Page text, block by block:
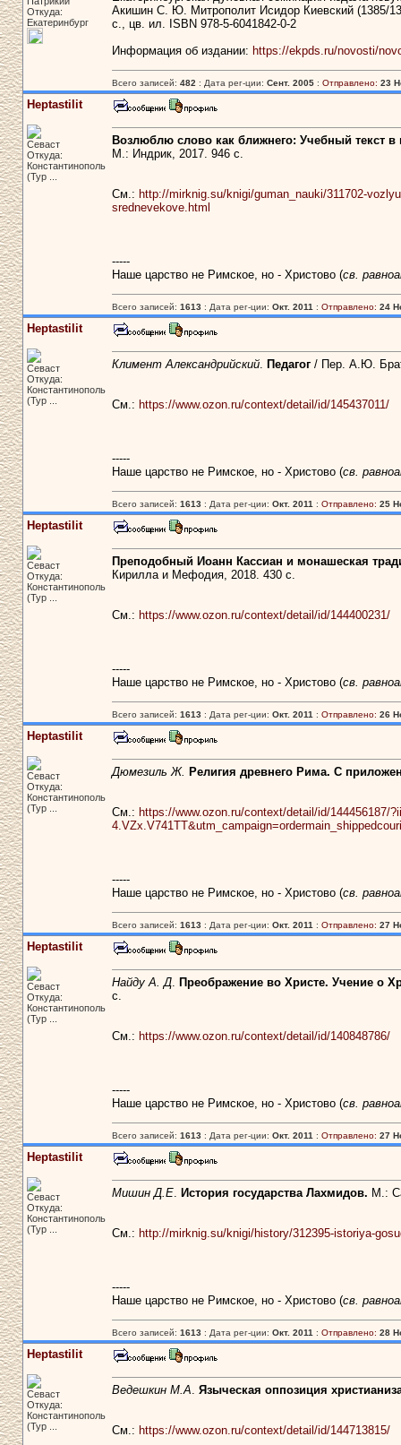
Откуда:
Екатеринбург
Акишин С. Ю. Митрополит Исидор Киевский (1385/
с., цв. ил. ISBN 978-5-6041842-0-2
Информация об издании: https://ekpds.ru/novosti/
Всего записей: 482 : Дата рег-ции: Сент. 2005: Отправлено: 23
Heptastilit
Севаст
Откуда:
Константинополь
(Тур ...
Возлюблю слово как ближнего: Учебный текст
М.: Индрик, 2017. 946 с.
См.: http://mirknig.su/knigi/guman_nauki/311702-
srednevekove.html
-----
Наше царство не Римское, но - Христово (св.
Всего записей: 1613: Дата рег-ции: Окт. 2011 : Отправлено: 24
Heptastilit
Севаст
Откуда:
Константинополь
(Тур ...
Климент Александрийский. Педагог/ Пер. А.Ю.
См.: https://www.ozon.ru/context/detail/id/145437011/
-----
Наше царство не Римское, но - Христово (св.
Всего записей: 1613: Дата рег-ции: Окт. 2011 : Отправлено: 25
Heptastilit
Севаст
Откуда:
Константинополь
(Тур ...
Преподобный Иоанн Кассиан и монашеская
Кирилла и Мефодия, 2018. 430 с.
См.: https://www.ozon.ru/context/detail/id/144400231/
-----
Наше царство не Римское, но - Христово (св.
Всего записей: 1613: Дата рег-ции: Окт. 2011 : Отправлено: 26
Heptastilit
Севаст
Откуда:
Константинополь
(Тур ...
Дюмезиль Ж. Религия древнего Рима. С
См.: https://www.ozon.ru/context/detail/id/144456187/
-----
Наше царство не Римское, но - Христово (св.
Всего записей: 1613: Дата рег-ции: Окт. 2011 : Отправлено: 27
Heptastilit
Севаст
Откуда:
Константинополь
(Тур ...
Найду А. Д. Преображение во Христе. Учение о
с.
См.: https://www.ozon.ru/context/detail/id/140848786/
-----
Наше царство не Римское, но - Христово (св.
Всего записей: 1613: Дата рег-ции: Окт. 2011 : Отправлено: 27
Heptastilit
Севаст
Откуда:
Константинополь
(Тур ...
Мишин Д.Е. История государства Лахмидов. М.:
См.: http://mirknig.su/knigi/history/312395-istoriya-
-----
Наше царство не Римское, но - Христово (св.
Всего записей: 1613: Дата рег-ции: Окт. 2011 : Отправлено: 28
Heptastilit
Севаст
Откуда:
Константинополь
(Тур ...
Ведешкин М.А. Языческая оппозиция
См.: https://www.ozon.ru/context/detail/id/144713815/